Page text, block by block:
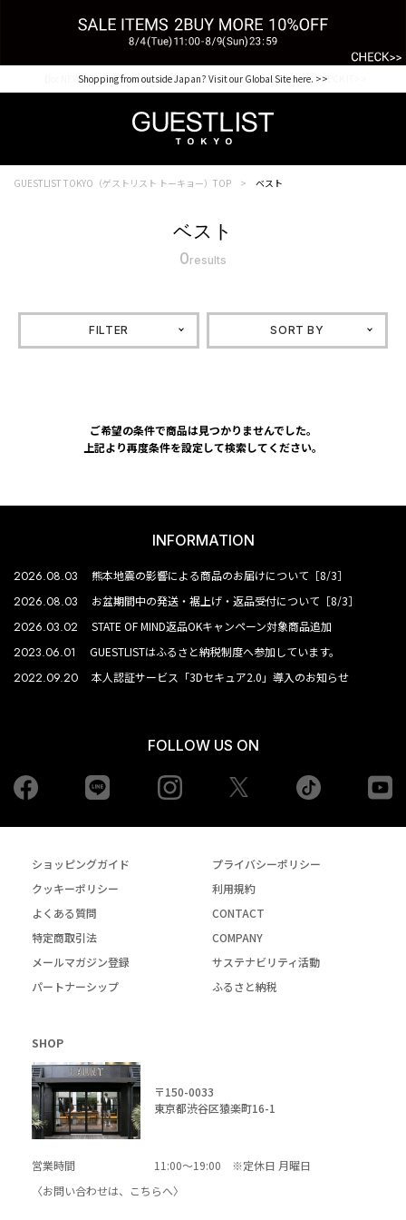
Shopping from outside Japan? Visit our Global Site here. >>
【for NEW MEMBER】新規会員様1000Point Present Campaign CHECK IT>>
GUESTLIST TOKYO（ゲストリスト トーキョー）TOP ベスト
ベスト
0results
FILTER SORT BY
ご希望の条件で商品は見つかりませんでした。
上記より再度条件を設定して検索してください。
INFORMATION
2026.08.03 熊本地震の影響による商品のお届けについて［8/3］
2026.08.03 お盆期間中の発送・裾上げ・返品受付について［8/3］
2026.03.02 STATE OF MIND返品OKキャンペーン対象商品追加
2023.06.01 GUESTLISTはふるさと納税制度へ参加しています。
2022.09.20 本人認証サービス「3Dセキュア2.0」導入のお知らせ
FOLLOW US ON
Facebook Instagram tiktok
ショッピングガイド
プライバシーポリシー
クッキーポリシー
利用規約
よくある質問
CONTACT
特定商取引法
COMPANY
メールマガジン登録
サステナビリティ活動
パートナーシップ
ふるさと納税
SHOP
〒150-0033
東京都渋谷区猿楽町16-1
営業時間
11:00～19:00 ※定休日 月曜日
〈お問い合わせは、
こちらへ〉